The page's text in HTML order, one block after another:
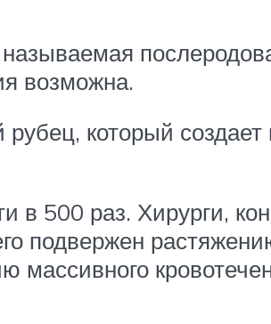
возможна.
который создает
в 500 раз. Хирурги,
подвержен
массивного